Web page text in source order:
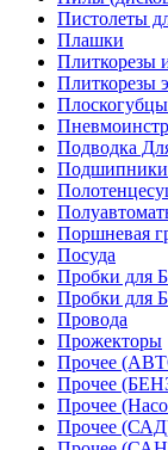
Пистолеты
Плашки
Плиткорезы
Плиткорезы
Подводка
Подшипники
Поршневая
Посуда
Пробки для
Пробки для
Провода
Прожекторы
Прочее
Прочее
Прочее
Прочее